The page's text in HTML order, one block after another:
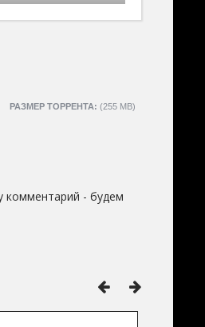
РАЗМЕР ТОРРЕНТА: (255 MB)
комментарий - будем